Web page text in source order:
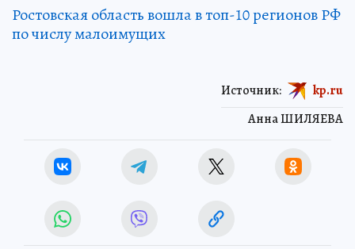
Ростовская область вошла в топ-10 регионов РФ
по числу малоимущих
Анна ШИЛЯЕВА
Источник: kp.ru